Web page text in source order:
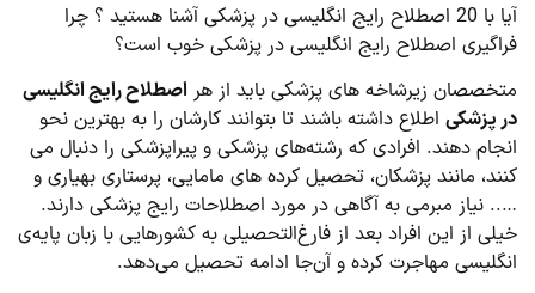
آیا با 20 اصطلاح رایج انگلیسی در پزشکی آشنا هستید ؟ چرا
فراگیری اصطلاح رایج انگلیسی در پزشکی خوب است؟
متخصصان زیرشاخه های پزشکی باید از هر اصطلاح رایج انگلیسی
در پزشکی اطلاع داشته باشند تا بتوانند کارشان را به بهترین نحو
انجام دهند. افرادی که رشته‌های پزشکی و پیراپزشکی را دنبال می
کنند، مانند پزشکان، تحصیل کرده های مامایی، پرستاری بهیاری و
….. نیاز مبرمی به آگاهی در مورد اصطلاحات رایج پزشکی دارند.
خیلی از این افراد بعد از فارغ‌التحصیلی به کشورهایی با زبان پایه‌ی
انگلیسی مهاجرت کرده و آن‌جا ادامه تحصیل می‌دهد.